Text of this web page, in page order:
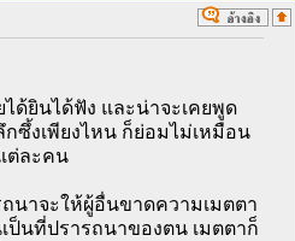
ด้ยินได้ฟัง และน่าจะเคยพูด
ซึ้งเพียงไหน ก็ย่อมไม่เหมือน
ต่ละคน
นาจะให้ผู้อื่นขาดความเมตตา
ป็นที่ปรารถนาของตน เมตตาก็